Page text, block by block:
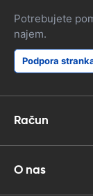
Potrebujete
najem.
Podpora
Račun
O nas